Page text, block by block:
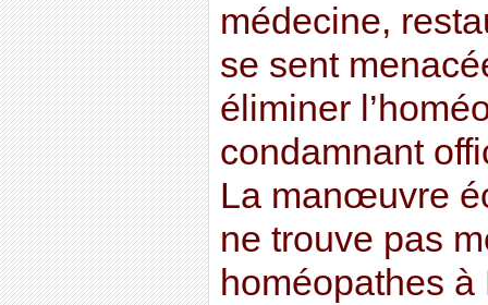
médecine,
se sent
éliminer
condamnant
La manœuvre
ne trouve pas
homéopathes